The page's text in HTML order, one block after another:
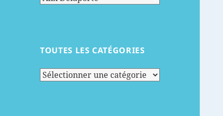
TOUTES LES CATÉGORIES
Toutes